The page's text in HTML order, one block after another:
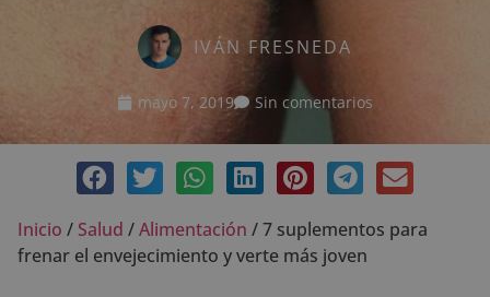
IVÁN FRESNEDA
mayo 7, 2019 Sin comentarios
Inicio / Salud /Alimentación /7 suplementos para
frenar el envejecimiento y verte más joven